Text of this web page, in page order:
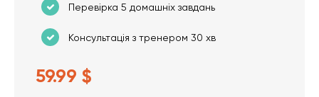
Перевірка 5 домашніх завдань
Консультація з тренером 30 хв
59.99 $